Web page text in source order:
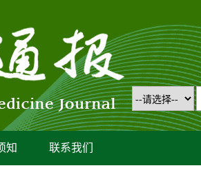
知 联系我们